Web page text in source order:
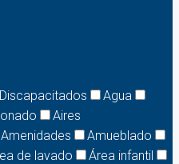
Agua
Aires
Amenidades
Amueblado
de lavado
Área infantil